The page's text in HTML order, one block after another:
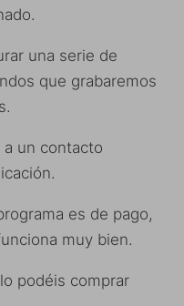
una serie de
que grabaremos
un contacto
es de pago,
muy bien.
podéis comprar